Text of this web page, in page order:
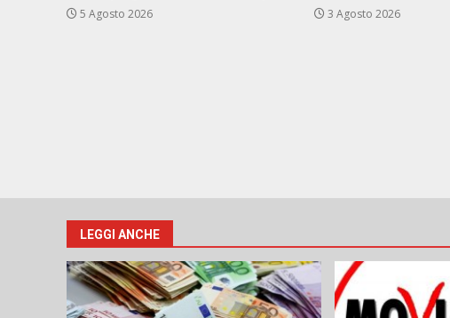
5 Agosto 2026 3 Agosto 2026
LEGGI ANCHE